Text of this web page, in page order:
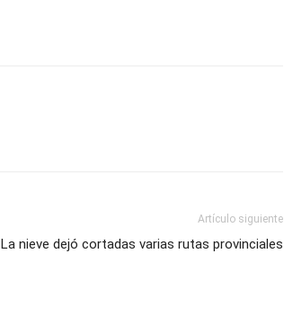
Artículo siguiente
La nieve dejó cortadas varias rutas provinciales